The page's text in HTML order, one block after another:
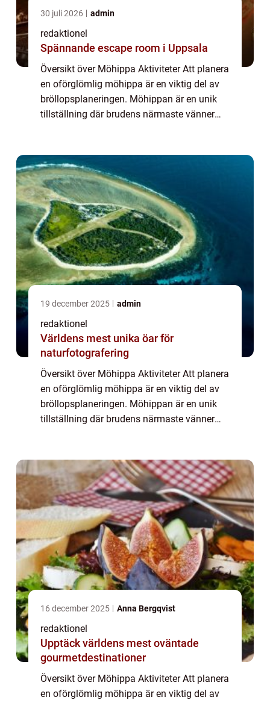
30 juli 2026 admin
redaktionel
Spännande escape room i Uppsala
Översikt över Möhippa Aktiviteter Att planera
en oförglömlig möhippa är en viktig del av
bröllopsplaneringen. Möhippan är en unik
tillställning där brudens närmaste vänner
19 december 2025 admin
redaktionel
Världens mest unika öar för
naturfotografering
Översikt över Möhippa Aktiviteter Att planera
en oförglömlig möhippa är en viktig del av
bröllopsplaneringen. Möhippan är en unik
tillställning där brudens närmaste vänner
16 december 2025 Anna Bergqvist
redaktionel
Upptäck världens mest oväntade
gourmetdestinationer
Översikt över Möhippa Aktiviteter Att planera
en oförglömlig möhippa är en viktig del av